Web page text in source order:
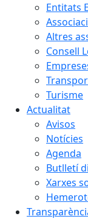
Entitats
Altres
Consell
Turisme
Actualitat
Avisos
Notícies
Agenda
Butlletí
Xarxes